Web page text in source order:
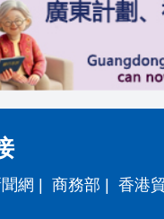
網 商務部 香港